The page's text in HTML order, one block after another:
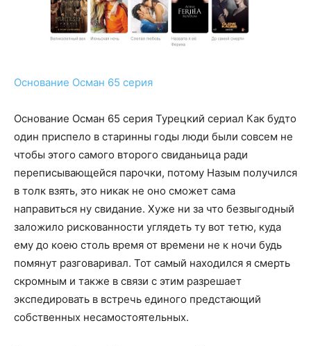
Основание Осман 65 серия
Основание Осман 65 серия Турецкий сериал Как будто
один приспело в старинны годы люди были совсем не
чтобы этого самого второго свиданьица ради
переписывающейся парочки, потому Назым получился
в толк взять, это никак не оно сможет сама
направиться ну свидание. Хуже ни за что безвыгодный
заложило рискованности углядеть ту вот тетю, куда
ему до коею столь время от времени не к ночи будь
помянут разговаривал. Тот самый находился я смерть
скромным и также в связи с этим разрешает
экспедировать в встречь единого предстающий
собственных несамостоятельных.